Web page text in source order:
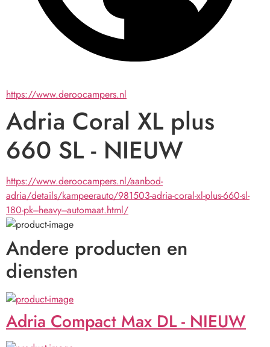
https://www.deroocampers.nl
Adria Coral XL plus
660 SL - NIEUW
https://www.deroocampers.nl/aanbod-
adria/details/kampeerauto/981503-adria-coral-xl-plus-660-sl-
180-pk---heavy---automaat.html/
Andere producten en
diensten
Adria Compact Max DL - NIEUW